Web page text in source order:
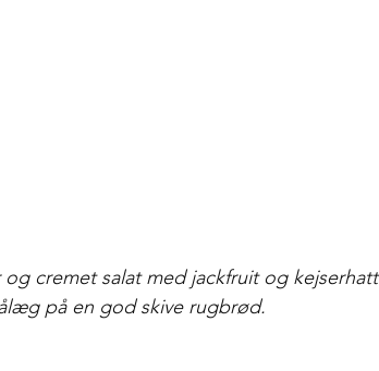
cremet salat med jackfruit og
på en god skive rugbrød.